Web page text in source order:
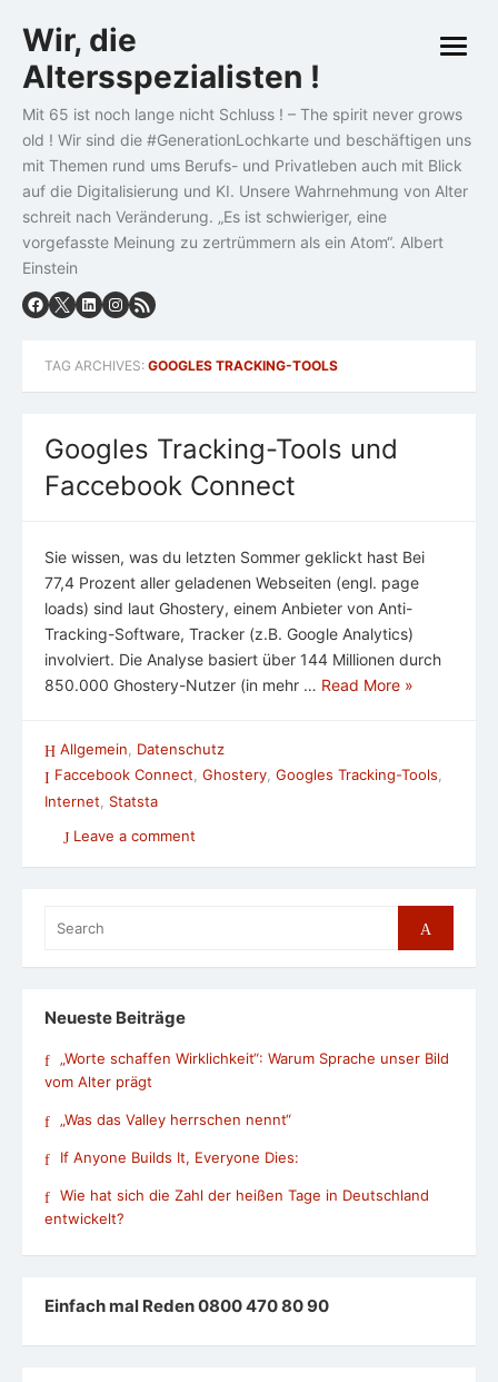
to
content
Wir, die
Altersspezialisten !
Mit 65 ist noch lange nicht Schluss ! – The spirit never grows
old ! Wir sind die #GenerationLochkarte und beschäftigen uns
mit Themen rund ums Berufs- und Privatleben auch mit Blick
auf die Digitalisierung und KI. Unsere Wahrnehmung von Alter
schreit nach Veränderung. „Es ist schwieriger, eine
vorgefasste Meinung zu zertrümmern als ein Atom“. Albert
Einstein
open
TAG ARCHIVES: GOOGLES TRACKING-TOOLS
Googles Tracking-Tools und
Faccebook Connect
Sie wissen, was du letzten Sommer geklickt hast Bei
77,4 Prozent aller geladenen Webseiten (engl. page
loads) sind laut Ghostery, einem Anbieter von Anti-
Tracking-Software, Tracker (z.B. Google Analytics)
involviert. Die Analyse basiert über 144 Millionen durch
850.000 Ghostery-Nutzer (in mehr … Read More »
Allgemein
Datenschutz
Faccebook Connect, Ghostery, Googles Tracking-Tools,
Internet
Statsta
Leave a comment
for:
Search
Neueste Beiträge
„Worte schaffen Wirklichkeit“: Warum Sprache unser Bild
vom Alter prägt
„Was das Valley herrschen nennt“
If Anyone Builds It, Everyone Dies:
Wie hat sich die Zahl der heißen Tage in Deutschland
entwickelt?
Einfach mal Reden 0800 470 80 90